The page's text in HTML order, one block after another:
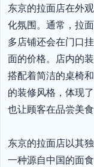
东京的拉面店在外
化氛围。通常，拉
多店铺还会在门口
面的价格。店内的
搭配着简洁的桌椅
的装修风格，体现
也让顾客在品尝美
东京的拉面店以其
一种源自中国的面